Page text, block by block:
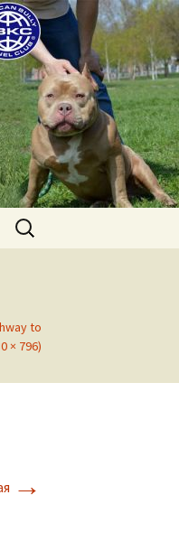
shipping
Найти:
to
× 796)
→